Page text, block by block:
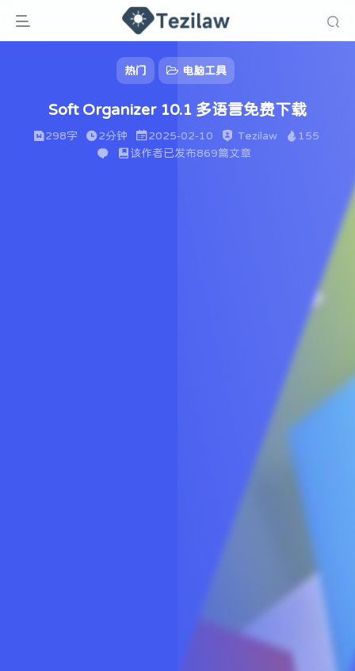
热门 电脑工具
Soft Organizer 10.1 多语言免费下载
298字 2分钟 2025-02-10 Tezilaw
155
该作者已发布869篇文章